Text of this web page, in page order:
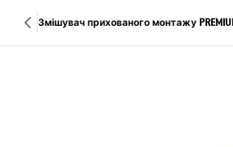
Змішувач прихованого монтажу